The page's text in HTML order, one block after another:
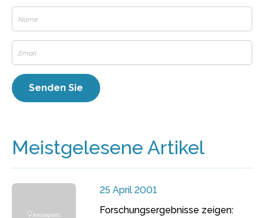
Meistgelesene Artikel
25 April 2001
Forschungsergebnisse zeigen: